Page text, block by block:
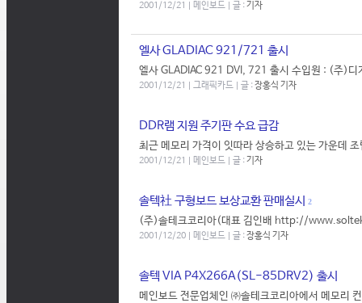
2001/12/21 | 메인보드 | 글 :기자
엘사 GLADIAC 921/721 출시
엘사 GLADIAC 921 DVI, 721 출시 수입원 : (주)
2001/12/21 | 그래픽카드 | 글 :장홍식 기자
DDR램 지원 주기판 수요 급감
최근 메모리 가격이 잇따라 상승하고 있는 가운데
2001/12/21 | 메인보드 | 글 :기자
솔텍社 구형보드 보상교환 판매실시 2
(주)솔테크코리아(대표 김인배 http://
2001/12/20 | 메인보드 | 글 :장홍식 기자
솔텍 VIA P4X266A(SL-85DRV2) 출시
메인보드 전문업체인 ㈜솔테크코리아에서 메모리